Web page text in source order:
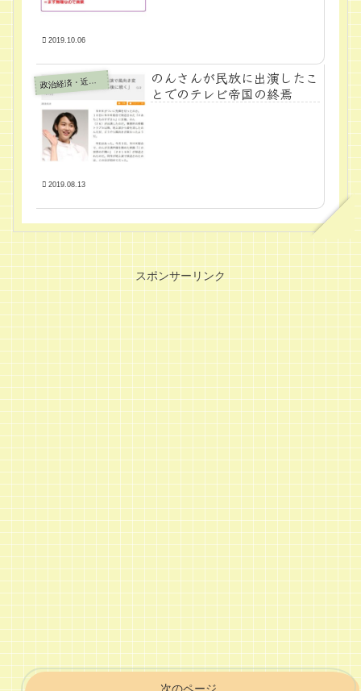
2019.10.06
政
治経済・近代学問
のんさんが民放に出演したこ
とでのテレビ帝国の終焉
2019.08.13
スポンサーリンク